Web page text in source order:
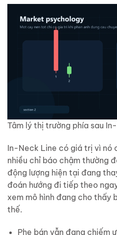
Tâm lý thị trường phía sau
In-Neck Line có giá trị vì nó
nhiều chỉ báo chậm thường
động lượng hiện tại đang
đoán hướng đi tiếp theo
xem mô hình đang cho thấy
thế.
Phe bán vẫn đang chiếm